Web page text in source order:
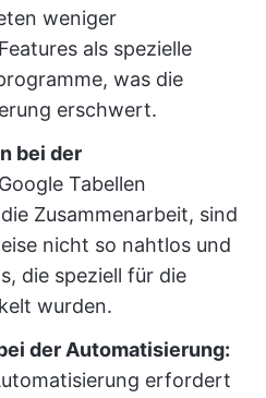
weniger
als spezielle
was die
erschwert.
bei der
Google Tabellen
Zusammenarbeit, sind
nicht so nahtlos und
die speziell für die
wurden.
der Automatisierung:
erfordert